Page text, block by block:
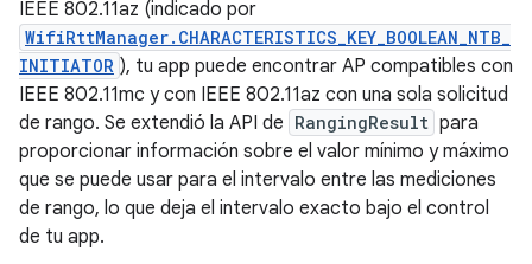
IEEE 802.11az (indicado por
WifiRttManager.CHARACTERISTICS_KEY_BOOLEAN_NTB_
INITIATOR ), tu app puede encontrar AP compatibles con
IEEE 802.11mc y con IEEE 802.11az con una sola solicitud
de rango. Se extendió la API de RangingResult para
proporcionar información sobre el valor mínimo y máximo
que se puede usar para el intervalo entre las mediciones
de rango, lo que deja el intervalo exacto bajo el control
de tu app.